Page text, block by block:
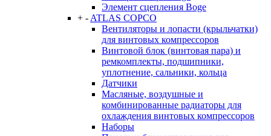
Элемент сцепления Boge
+ - ATLAS COPCO
Вентиляторы и лопасти (крыльчатки)
для винтовых компрессоров
Винтовой блок (винтовая пара) и
ремкомплекты, подшипники,
уплотнение, сальники, кольца
Датчики
Масляные, воздушные и
комбинированные радиаторы для
охлаждения винтовых компрессоров
Наборы